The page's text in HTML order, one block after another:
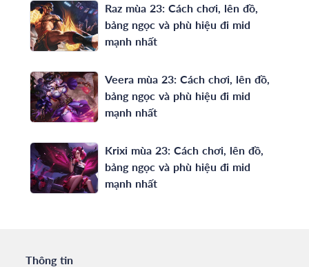
Raz mùa 23: Cách chơi, lên đồ,
bảng ngọc và phù hiệu đi mid
mạnh nhất
Veera mùa 23: Cách chơi, lên đồ,
bảng ngọc và phù hiệu đi mid
mạnh nhất
Krixi mùa 23: Cách chơi, lên đồ,
bảng ngọc và phù hiệu đi mid
mạnh nhất
Thông tin